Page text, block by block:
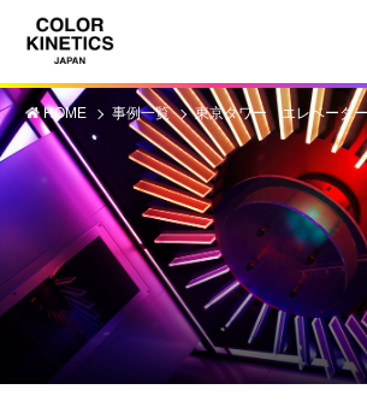
HOME 事例一覧 東京タワー エレベータ